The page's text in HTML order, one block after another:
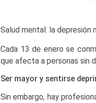
Salud mental: la depresión
Cada 13 de enero se
que afecta a personas sin
Ser mayor y sentirse
Sin embargo, hay